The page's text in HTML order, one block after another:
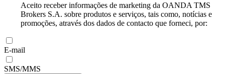
Aceito receber informações de marketing da OANDA TMS
Brokers S.A. sobre produtos e serviços, tais como, notícias e
promoções, através dos dados de contacto que forneci, por:
E-mail
SMS/MMS